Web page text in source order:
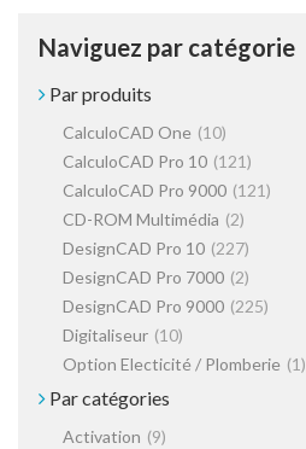
Naviguez par catégorie
Par produits
CalculoCAD One (10)
CalculoCAD Pro 10 (121)
CalculoCAD Pro 9000 (121)
CD-ROM Multimédia (2)
DesignCAD Pro 10 (227)
DesignCAD Pro 7000 (2)
DesignCAD Pro 9000 (225)
Digitaliseur (10)
Option Electicité / Plomberie (1)
Par catégories
Activation (9)